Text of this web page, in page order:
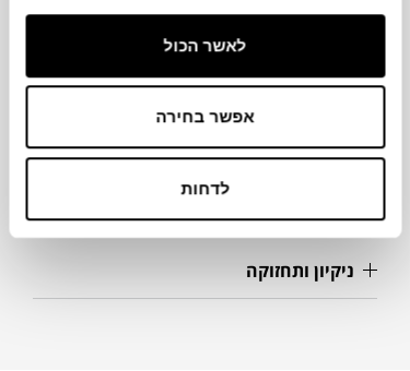
לאשר הכול
אפשר בחירה
לדחות
גדלים נוספים
145X110X70H
פרטים נוספים
ניקיון ותחזוקה